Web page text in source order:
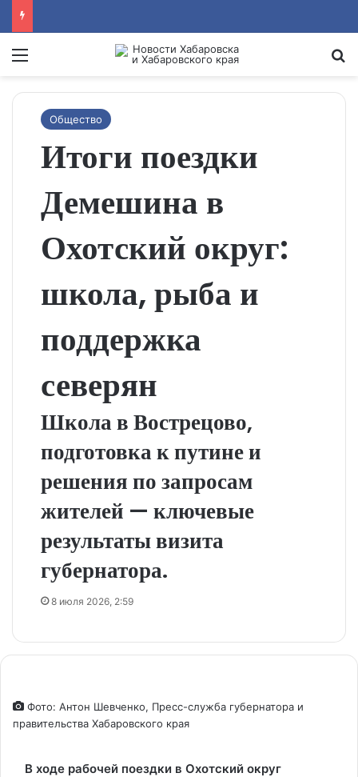
Menu
Общество
Итоги поездки
Демешина в
Охотский округ:
школа, рыба и
поддержка
северян
Школа в Вострецово,
подготовка к путине и
решения по запросам
жителей — ключевые
результаты визита
губернатора.
8 июля 2026, 2:59
Фото: Антон Шевченко, Пресс-служба губернатора и
правительства Хабаровского края
В ходе рабочей поездки в Охотский округ